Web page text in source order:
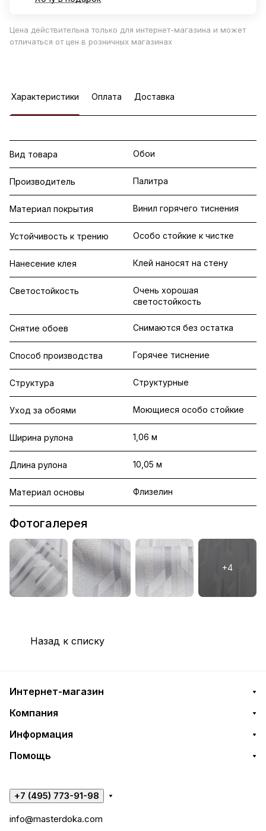
Цена действительна только для интернет-магазина и может
отличаться от цен в розничных магазинах
Характеристики Оплата Доставка
Вид товара Обои
Производитель Палитра
Материал покрытия Винил горячего тиснения
Устойчивость к трению Особо стойкие к чистке
Нанесение клея Клей наносят на стену
Светостойкость
Очень хорошая
светостойкость
Снятие обоев Снимаются без остатка
Способ производства Горячее тиснение
Структура Структурные
Уход за обоями Моющиеся особо стойкие
Ширина рулона 1,06 м
Длина рулона 10,05 м
Материал основы Флизелин
Фотогалерея
Назад к списку
Интернет-магазин
Компания
Информация
Помощь
+7 (495) 773-91-98
info@masterdoka.com